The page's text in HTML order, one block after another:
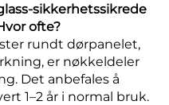
sikkerhetssikrede
ofte?
rundt dørpanelet,
er nøkkeldeler
Det anbefales å
1–2 år i normal bruk.